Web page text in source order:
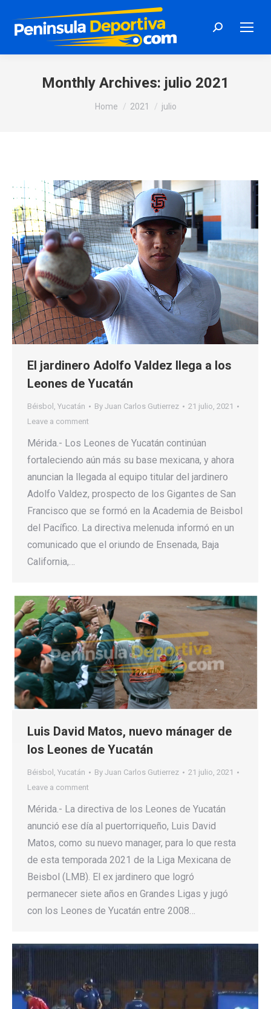
Search:
Monthly Archives: julio 2021
You are here:
Home 2021 julio
El jardinero Adolfo Valdez llega a los
Leones de Yucatán
Béisbol , Yucatán By Juan Carlos Gutierrez
21 julio, 2021
Leave a comment
Mérida.- Los Leones de Yucatán continúan
fortaleciendo aún más su base mexicana, y ahora
anuncian la llegada al equipo titular del jardinero
Adolfo Valdez, prospecto de los Gigantes de San
Francisco que se formó en la Academia de Beisbol
del Pacífico. La directiva melenuda informó en un
comunicado que el oriundo de Ensenada, Baja
California,…
Luis David Matos, nuevo mánager de
los Leones de Yucatán
Béisbol , Yucatán By Juan Carlos Gutierrez
21 julio, 2021
Leave a comment
Mérida.- La directiva de los Leones de Yucatán
anunció ese día al puertorriqueño, Luis David
Matos, como su nuevo manager, para lo que resta
de esta temporada 2021 de la Liga Mexicana de
Beisbol (LMB). El ex jardinero que logró
permanecer siete años en Grandes Ligas y jugó
con los Leones de Yucatán entre 2008…